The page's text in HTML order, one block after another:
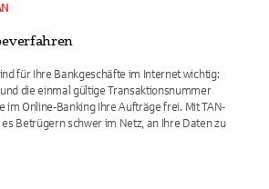
für Ihre Bankgeschäfte im Internet wichtig:
die einmal gültige Transaktionsnummer
im Online-Banking Ihre Aufträge frei. Mit TAN-
Betrügern schwer im Netz, an Ihre Daten zu